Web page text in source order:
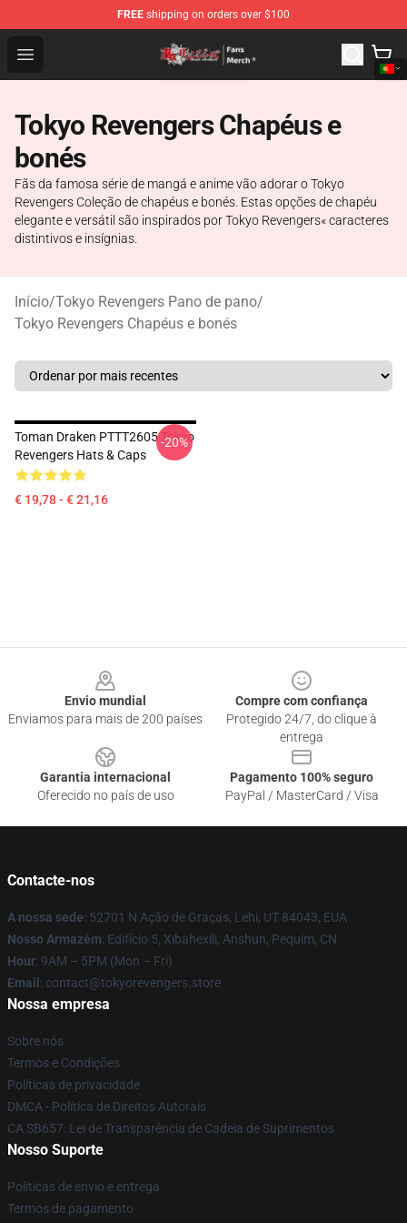
FREE shipping on orders over $100
Open menu
Tokyo Revengers Store - Official Tokyo Revengers
Tokyo Revengers Chapéus e
bonés
Fãs da famosa série de mangá e anime vão adorar o Tokyo
Revengers Coleção de chapéus e bonés. Estas opções de chapéu
elegante e versátil são inspirados por Tokyo Revengers« caracteres
distintivos e insígnias.
Início/Tokyo Revengers Pano de pano/
Tokyo Revengers Chapéus e bonés
Toman Draken PTTT2605 Tokyo
Revengers Hats & Caps
€ 19,78 - € 21,16
-20%
Envio mundial
Enviamos para mais de 200 países
Compre com confiança
Protegido 24/7, do clique à
entrega
Garantia internacional
Oferecido no país de uso
Pagamento 100% seguro
PayPal / MasterCard / Visa
Contacte-nos
A nossa sede: 52701 N Ação de Graças, Lehi, UT 84043, EUA
Nosso Armazém: Edifício 5, Xibahexili, Anshun, Pequim, CN
Hour: 9AM – 5PM (Mon – Fri)
Email : contact@tokyorevengers.store
Nossa empresa
Sobre nós
Termos e Condições
Políticas de privacidade
DMCA - Política de Direitos Autorais
CA SB657: Lei de Transparência de Cadeia de Suprimentos
Nosso Suporte
Políticas de envio e entrega
Termos de pagamento